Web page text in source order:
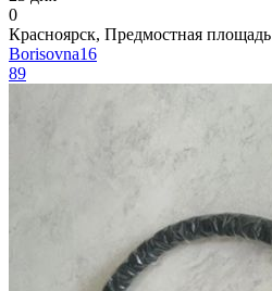
0
Красноярск, Предмостная площадь
Borisovna16
89